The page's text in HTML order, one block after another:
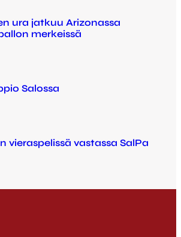
ura jatkuu Arizonassa
merkeissä
Salossa
vieraspelissä vastassa SalPa